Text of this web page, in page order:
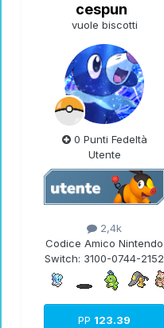
cespun
vuole biscotti
0 Punti Fedeltà
Utente
2,4k
Codice Amico Nintendo
Switch: 3100-0744-2152
PP 123.39